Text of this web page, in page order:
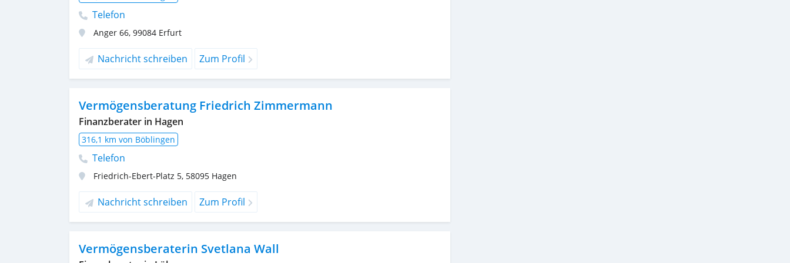
Telefon
Anger 66, 99084 Erfurt
Nachricht schreiben Zum Profil
Vermögensberatung Friedrich Zimmermann
Finanzberater in Hagen
316,1 km von Böblingen
Telefon
Friedrich-Ebert-Platz 5, 58095 Hagen
Nachricht schreiben Zum Profil
Vermögensberaterin Svetlana Wall